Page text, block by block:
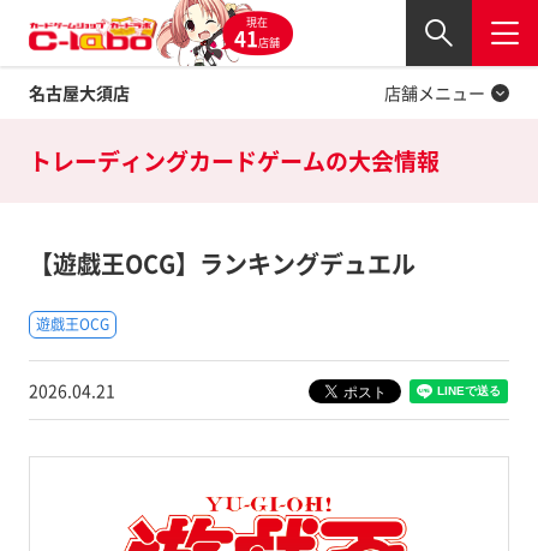
現在
41店舗
名古屋大須店
閉じる
店舗メニュー
Twitter
トレーディングカードゲームの大会情報
【遊戯王OCG】ランキングデュエル
遊戯王OCG
2026.04.21